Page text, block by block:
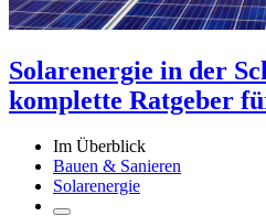
Solarenergie in der
komplette Ratgeber
Im Überblick
Bauen & Sanieren
Solarenergie